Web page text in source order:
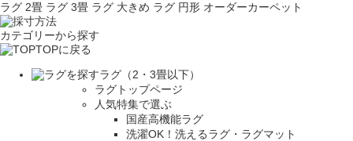
ラグ 2畳 ラグ 3畳 ラグ 大きめ ラグ 円形 オーダーカーペット
カテゴリーから探す
TOPに戻る
ラグ（2・3畳以下）
ラグトップページ
人気特集で選ぶ
国産高機能ラグ
洗濯OK！洗えるラグ・ラグマット